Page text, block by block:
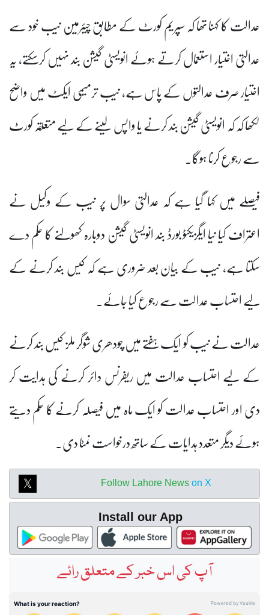
عدالت کا کہنا تھا کہ سپریم کورٹ کے مطابق چیئرمین نیب خود سے
عدالتی اختیار استعمال کرتے ہوئے انویسٹی گیشن بند نہیں کرسکتے، یہ
اختیار صرف عدالتوں کے پاس ہے، نیب ترمیمی ایکٹ میں واضح
لکھا کہ کہ انویسٹی گیشن بند کرنے یا واپس لینے کے لیے متعلقہ کورٹ
سے رجوع کرنا ہوگا۔
فیصلے میں کہا گیا ہے کہ عدالتی سوال پر نیب کے وکیل نے
اعتراف کیا نیا ایگزیکٹو بورڈ بند انویسٹی گیشن دوبارہ کھولنے کا حکم دے
سکتا ہے، نیب کے بیان بعد ضروری ہے کہ کیس بند کرنے کے
لیے احتساب عدالت سے رجوع کیا جائے۔
عدالت نے نیب کو ایک ہفتے میں چودھری شوگر ملز کیس بند کرنے
کے لیے احتساب عدالت میں ریفرنس دائر کرنے کی ہدایت کر
دی اور احتساب عدالت کو ایک ماہ میں فیصلہ کرنے کا حکم دیتے
ہوئے دیگر متعدد ہدایات کے ساتھ درخواست نمٹا دی۔
Follow Lahore News on X
Install our App
آپ کی اس خبر کے متعلق رائے